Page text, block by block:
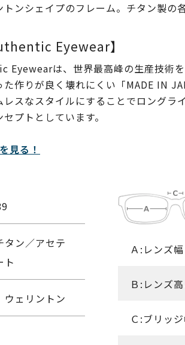
ンシェイプのフレーム。 チタン製の
Eyewear】
Eyewearは、世界最高峰の生産技術を
作りが良く壊れにくい「MADE IN
レスなスタイルにすることでロング
プトとしています。
見る！
タン／アセテ
ト
ウェリントン
Ａ:レンズ幅
Ｂ:レンズ
Ｃ:ブリッ